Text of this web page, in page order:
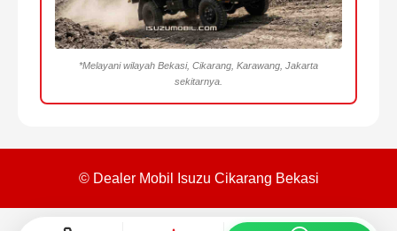
*Melayani wilayah Bekasi, Cikarang, Karawang, Jakarta
sekitarnya.
© Dealer Mobil Isuzu Cikarang Bekasi